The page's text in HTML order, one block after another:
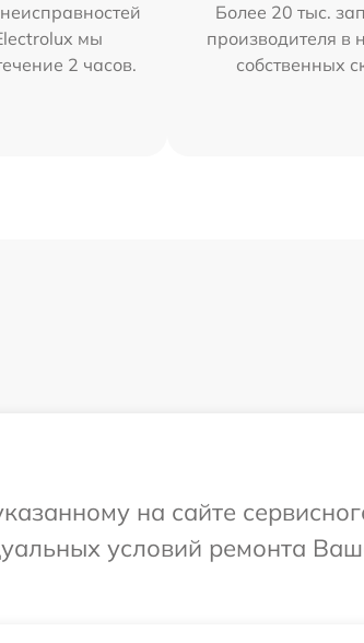
мы
2 часов.
Более 20 тыс.
производителя в
собственных
на сайте
условий ремонта